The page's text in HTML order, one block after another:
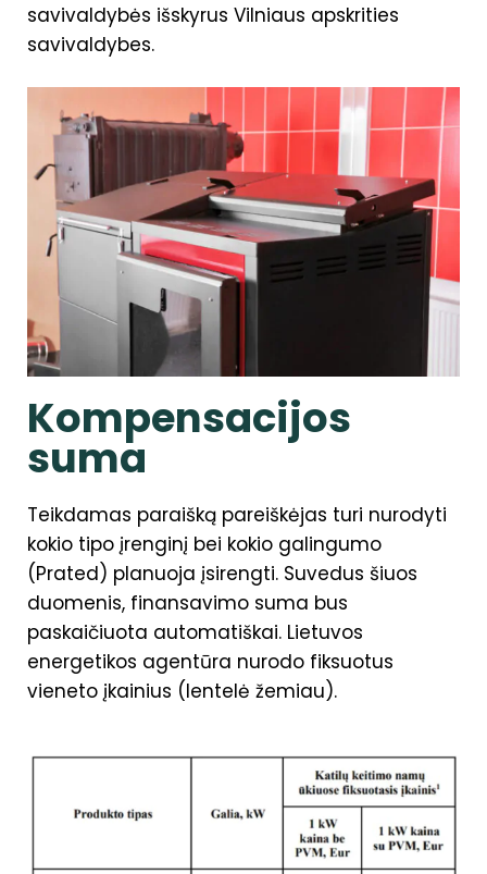
savivaldybės išskyrus Vilniaus apskrities
savivaldybes.
Kompensacijos
suma
Teikdamas paraišką pareiškėjas turi nurodyti
kokio tipo įrenginį bei kokio galingumo
(Prated) planuoja įsirengti. Suvedus šiuos
duomenis, finansavimo suma bus
paskaičiuota automatiškai. Lietuvos
energetikos agentūra nurodo fiksuotus
vieneto įkainius (lentelė žemiau).